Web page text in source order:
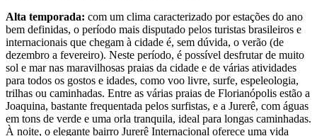
Alta temporada: com um clima caracterizado por estações do ano
bem definidas, o período mais disputado pelos turistas brasileiros e
internacionais que chegam à cidade é, sem dúvida, o verão (de
dezembro a fevereiro). Neste período, é possível desfrutar de muito
sol e mar nas maravilhosas praias da cidade e de várias atividades
para todos os gostos e idades, como voo livre, surfe, espeleologia,
trilhas ou caminhadas. Entre as várias praias de Florianópolis estão a
Joaquina, bastante frequentada pelos surfistas, e a Jurerê, com águas
em tons de verde e uma orla tranquila, ideal para longas caminhadas.
À noite, o elegante bairro Jurerê Internacional oferece uma vida